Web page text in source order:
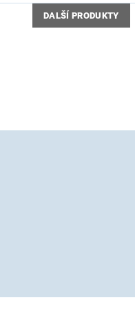
DALŠÍ PRODUKTY